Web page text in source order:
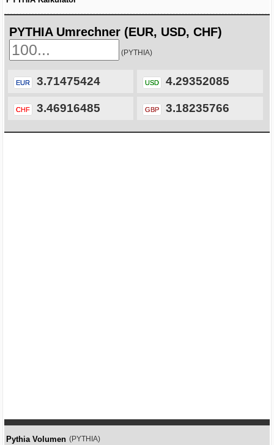
PYTHIA Umrechner (EUR, USD, CHF)
(PYTHIA)
EUR 3.71475424 USD 4.29352085
CHF 3.46916485 GBP 3.18235766
Pythia Volumen (PYTHIA)